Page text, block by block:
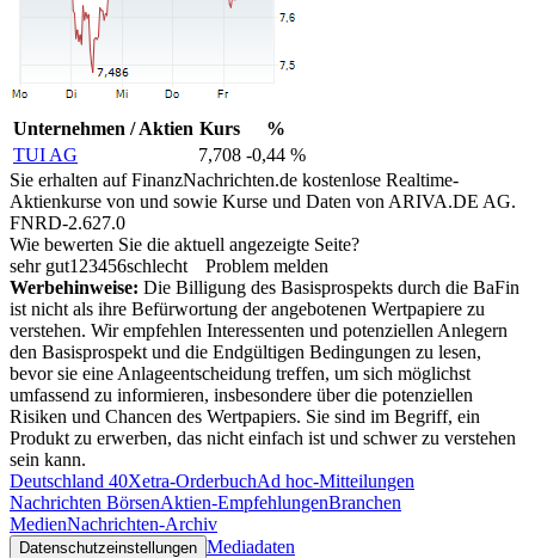
Unternehmen / Aktien Kurs
%
TUI AG
7,708 -0,44 %
Sie erhalten auf FinanzNachrichten.de kostenlose Realtime-
Aktienkurse von und sowie Kurse und Daten von ARIVA.DE AG.
FNRD-2.627.0
Wie bewerten Sie die aktuell angezeigte Seite?
sehr gut1 23456schlecht
Problem melden
Werbehinweise: Die Billigung des Basisprospekts durch die BaFin
ist nicht als ihre Befürwortung der angebotenen Wertpapiere zu
verstehen. Wir empfehlen Interessenten und potenziellen Anlegern
den Basisprospekt und die Endgültigen Bedingungen zu lesen,
bevor sie eine Anlageentscheidung treffen, um sich möglichst
umfassend zu informieren, insbesondere über die potenziellen
Risiken und Chancen des Wertpapiers. Sie sind im Begriff, ein
Produkt zu erwerben, das nicht einfach ist und schwer zu verstehen
sein kann.
Deutschland 40Xetra-OrderbuchAd hoc-Mitteilungen
Nachrichten BörsenAktien-EmpfehlungenBranchen
MedienNachrichten-Archiv
Datenschutzeinstellungen Mediadaten